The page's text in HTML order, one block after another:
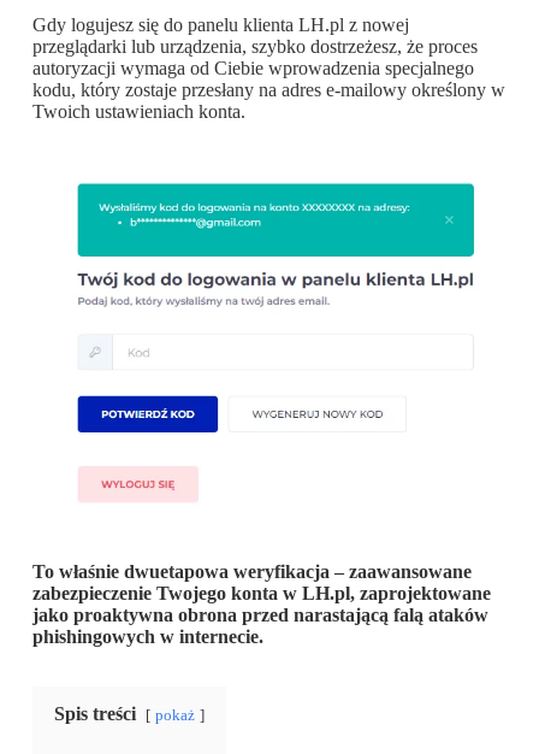
Gdy logujesz się do panelu klienta LH.pl z nowej
przeglądarki lub urządzenia, szybko dostrzeżesz, że proces
autoryzacji wymaga od Ciebie wprowadzenia specjalnego
kodu, który zostaje przesłany na adres e-mailowy określony w
Twoich ustawieniach konta.
To właśnie dwuetapowa weryfikacja – zaawansowane
zabezpieczenie Twojego konta w LH.pl, zaprojektowane
jako proaktywna obrona przed narastającą falą ataków
phishingowych w internecie.
Spis treści pokaż